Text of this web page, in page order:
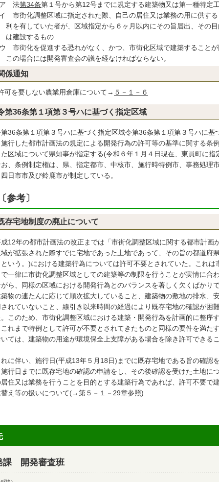
法第34条第１号から第12号までに規定する建築物又は第一種特定
市街化調整区域に指定された際、自己の居住又は業務の用に供す
利を有していた者が、区域指定から６ヶ月以内にその旨届出、その
は建設するもの
市街化を促進する恐れがなく、かつ、市街化区域で建築すること
この場合には開発審査会の議を経なければならない。
係通知
可を要しない農業用倉庫について→ ５－１－６
第36条第１項第３号ハに基づく指定区域
36条第１項第３号ハに基づく指定区域令第36条第１項第３号ハに
行した都市計画法の規定による開発行為の許可等の基準に関する条
区域について県知事が指定する(令和６年１月４日現在、東員町に
、条例制定権は、県、指定都市、中核市、施行時特例市、事務処理
日市市及び鈴鹿市が制定している。
参考〕
存宅地制度の廃止について
12年の都市計画法の改正までは「市街化調整区域に関する都市計画
が拡張された際すでに宅地であった土地であって、その旨の都道府
いう。)における建築行為については許可不要とされていた。これ
一律に市街化調整区域としての建築等の制限を行うことが実情に合
ら、同様の区域における開発行為とのバランスを著しく欠くばかり
物の連たんに応じて順次拡大していること、建築物の敷地の排水、
れていないこと、線引き以来時間の経過により既存宅地の確認が困
このため、市街化調整区域における建築・開発行為を計画的に整序
れまで特例として許可が不要とされてきたものと同様の要件を満た
ては、建築物の用途が環境保全上支障がある場合を除き許可できる
伴い、施行日(平成13年５月18日)までに既存宅地である旨の確認
行日までに既存宅地の確認の申請をし、その後確認を受けた土地に
住又は業務を行うことを目的とする建築行為であれば、許可不要で
え等の扱いについて(→第５－１－29章参照)
開発審査班